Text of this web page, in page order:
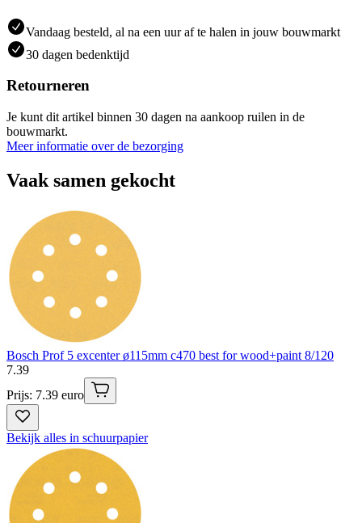
Vandaag besteld, al na een uur af te halen in jouw bouwmarkt
30 dagen bedenktijd
Retourneren
Je kunt dit artikel binnen 30 dagen na aankoop ruilen in de
bouwmarkt.
Meer informatie over de bezorging
Vaak samen gekocht
Bosch Prof 5 excenter ø115mm c470 best for wood+paint 8/120
7.39
Prijs: 7.39 euro
Bekijk alles in schuurpapier